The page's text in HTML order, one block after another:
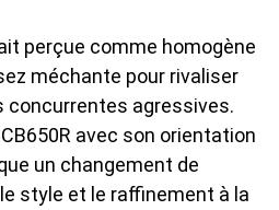
perçue comme homogène
méchante pour rivaliser
agressives.
avec son orientation
un changement de
style et le raffinement à la